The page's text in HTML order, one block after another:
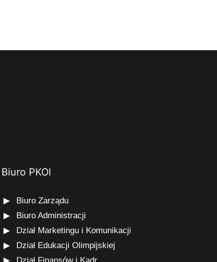
Biuro PKOl
Biuro Zarządu
Biuro Administracji
Dział Marketingu i Komunikacji
Dział Edukacji Olimpijskiej